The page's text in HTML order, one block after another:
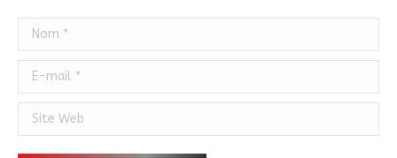
Nom *
E-mail *
Site Web